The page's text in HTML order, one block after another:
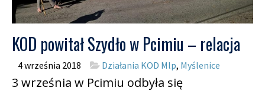
KOD powitał Szydło w Pcimiu – relacja
4 września 2018 Działania KOD Mlp, Myślenice
3 września w Pcimiu odbyła się